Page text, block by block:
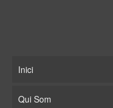
Inici
Qui Som